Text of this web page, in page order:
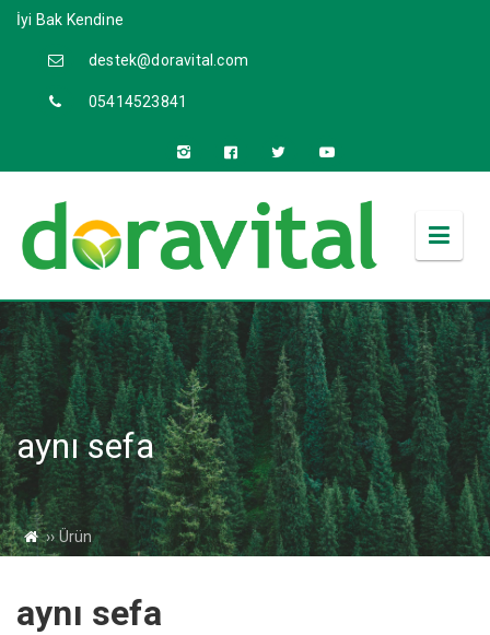
İyi Bak Kendine
destek@doravital.com
05414523841
aynı sefa
››Ürün
aynı sefa